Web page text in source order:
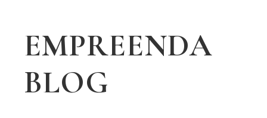
EMPREENDA
BLOG